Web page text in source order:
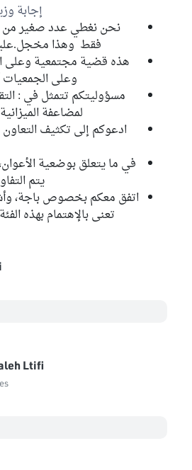
إجابة
فقط وهذا
هذه قضية مجتمعية وعلى
وعلى
مسؤوليتكم تتمثل في :
لمضاعفة
ادعوكم إلى تكثيف
يتم
اتفق معكم بخصوص باجة،
تعنى بالإهتمام بهذه
Ltifi